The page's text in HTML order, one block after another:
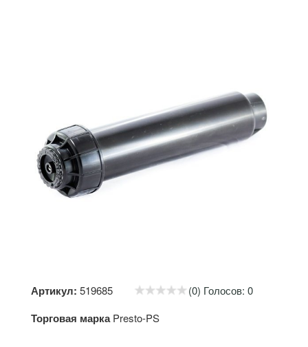
Артикул: 519685 (0) Голосов: 0
Торговая марка Presto-PS